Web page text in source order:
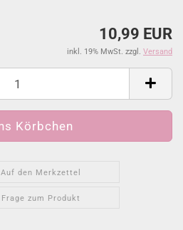
10,99 EUR
inkl. 19% MwSt. zzgl. Versand
Auf den Merkzettel
Frage zum Produkt